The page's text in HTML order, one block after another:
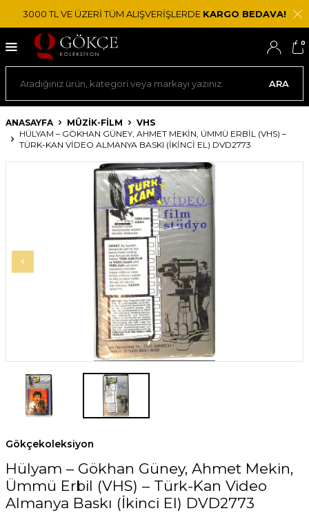
3000 TL VE ÜZERİ TÜM ALIŞVERİŞLERDE KARGO BEDAVA!
ARA
0
ANASAYFA MÜZİK-FİLM
VHS
HÜLYAM – GÖKHAN GÜNEY, AHMET MEKIN, ÜMMÜ ERBIL (VHS) –
TÜRK-KAN VIDEO ALMANYA BASKI (İKINCI EL) DVD2773
Gökçekoleksiyon
Hülyam – Gökhan Güney, Ahmet Mekin,
Ümmü Erbil (VHS) – Türk-Kan Video
Almanya Baskı (İkinci El) DVD2773